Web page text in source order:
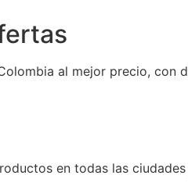
al mejor precio, con
en todas las